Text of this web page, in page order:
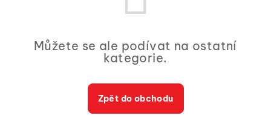
Můžete se ale podívat na ostatní
kategorie.
Zpět do obchodu